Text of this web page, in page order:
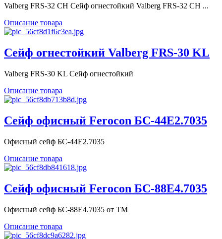
Valberg FRS-32 CH Сейф огнестойкий Valberg FRS-32 СH ...
Описание товара
Сейф огнестойкий Valberg FRS-30 KL
Valberg FRS-30 KL Сейф огнестойкий
Описание товара
Сейф офисный Ferocon БС-44Е2.7035
Офисный сейф БС-44Е2.7035
Описание товара
Сейф офисный Ferocon БС-88Е4.7035
Офисный сейф БС-88Е4.7035 от ТМ
Описание товара